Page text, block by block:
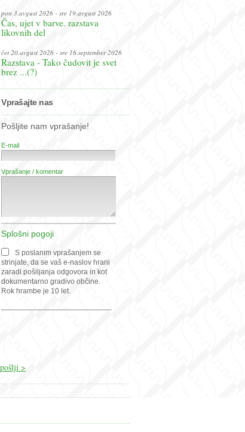
pon 3.avgust 2026 - sre 19.avgust 2026
Čas, ujet v barve. razstava
likovnih del
čet 20.avgust 2026 - sre 16.september 2026
Razstava - Tako čudovit je svet
brez ...(?)
Vprašajte nas
Pošljite nam vprašanje!
E-mail
Vprašanje / komentar
Splošni pogoji
S poslanim vprašanjem se
strinjate, da se vaš e-naslov hrani
zaradi pošiljanja odgovora in kot
dokumentarno gradivo občine.
Rok hrambe je 10 let.